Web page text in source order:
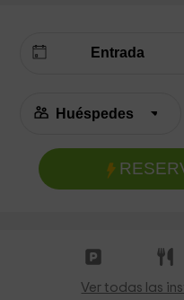
Ver todas las